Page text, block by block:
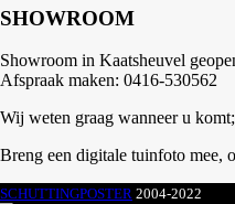
SHOWROOM
Showroom in Kaatsheuvel
Afspraak maken: 0416-530562
Wij weten graag wanneer u
Breng een digitale tuinfoto mee,
SCHUTTINGPOSTER 2004-2022